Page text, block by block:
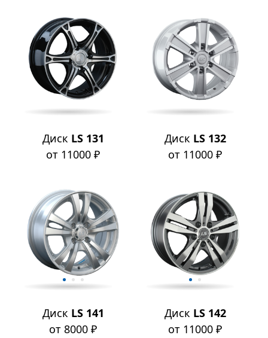
Диск LS 131
от 11000 ₽
Диск LS 132
от 11000 ₽
Диск LS 141
от 8000 ₽
Диск LS 142
от 11000 ₽